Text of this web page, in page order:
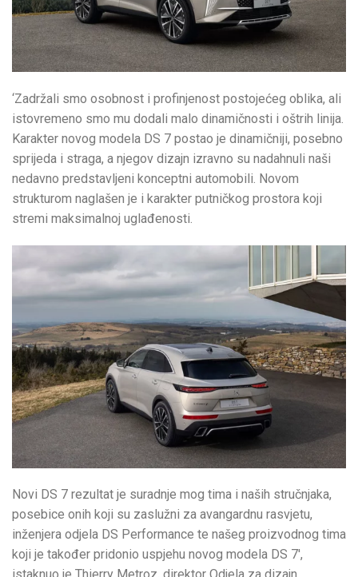
‘Zadržali smo osobnost i profinjenost postojećeg oblika, ali
istovremeno smo mu dodali malo dinamičnosti i oštrih linija.
Karakter novog modela DS 7 postao je dinamičniji, posebno
sprijeda i straga, a njegov dizajn izravno su nadahnuli naši
nedavno predstavljeni konceptni automobili. Novom
strukturom naglašen je i karakter putničkog prostora koji
stremi maksimalnoj uglađenosti.
Novi DS 7 rezultat je suradnje mog tima i naših stručnjaka,
posebice onih koji su zaslužni za avangardnu rasvjetu,
inženjera odjela DS Performance te našeg proizvodnog tima
koji je također pridonio uspjehu novog modela DS 7′,